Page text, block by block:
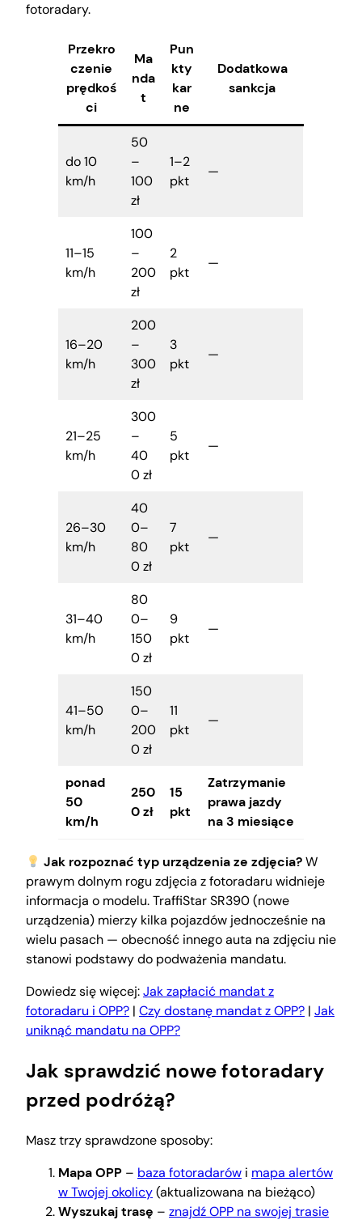
fotoradary.
Przekro
czenie
prędkoś
ci
Ma
nda
t
Pun
kty
kar
ne
Dodatkowa
sankcja
do 10
km/h
50
–
100
zł
1–2
pkt
—
11–15
km/h
100
–
200
zł
2
pkt
—
16–20
km/h
200
–
300
zł
3
pkt
—
21–25
km/h
300
–
40
0 zł
5
pkt
—
26–30
km/h
40
0–
80
0 zł
7
pkt
—
31–40
km/h
80
0–
150
0 zł
9
pkt
—
41–50
km/h
150
0–
200
0 zł
11
pkt
—
ponad
50
km/h
250
0 zł
15
pkt
Zatrzymanie
prawa jazdy
na 3 miesiące
Jak rozpoznać typ urządzenia ze zdjęcia?W
prawym dolnym rogu zdjęcia z fotoradaru widnieje
informacja o modelu. TraffiStar SR390 (nowe
urządzenia) mierzy kilka pojazdów jednocześnie na
wielu pasach — obecność innego auta na zdjęciu nie
stanowi podstawy do podważenia mandatu.
Dowiedz się więcej:Jak zapłacić mandat z
fotoradaru i OPP? | Czy dostanę mandat z OPP? | Jak
uniknąć mandatu na OPP?
Jak sprawdzić nowe fotoradary
przed podróżą?
Masz trzy sprawdzone sposoby:
Mapa OPP – baza fotoradarów i mapa alertów
w Twojej okolicy(aktualizowana na bieżąco)
Wyszukaj trasę – znajdź OPP na swojej trasie